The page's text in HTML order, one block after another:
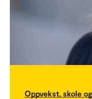
Oppvekst, skole